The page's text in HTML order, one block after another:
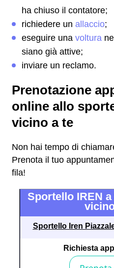
ha chiuso il contatore;
richiedere un allaccio;
eseguire una voltura
siano già attive;
inviare un reclamo.
Prenotazione
online allo
vicino a te
Non hai tempo di
Prenota il tuo
fila!
Sportello IREN
Sportello Iren
Richiesta